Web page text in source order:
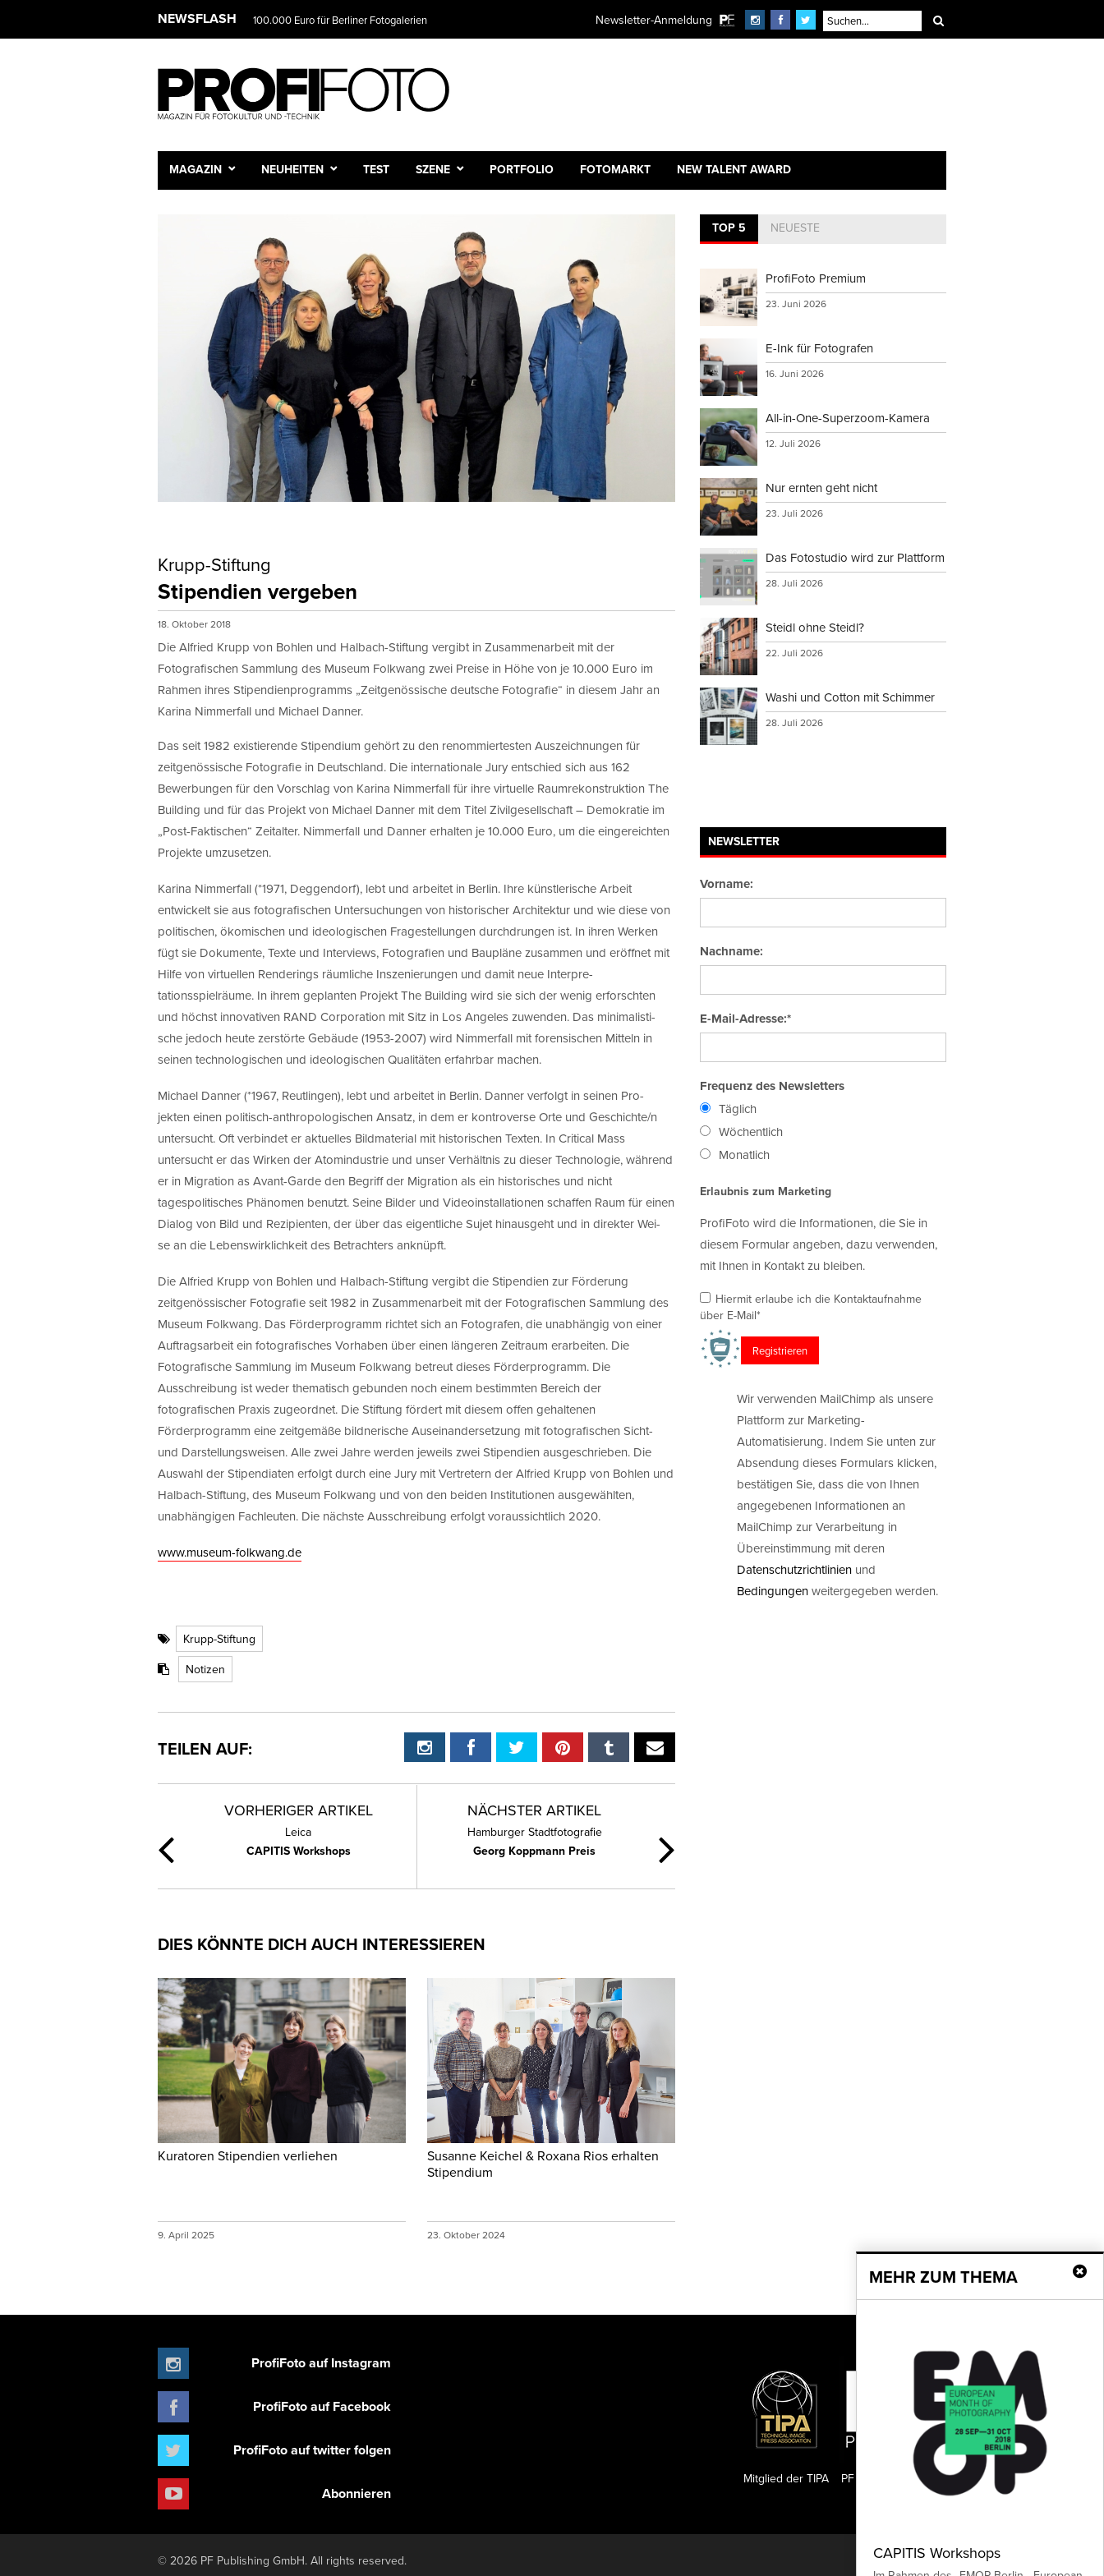
NEWSFLASH 100.000 Euro für Berliner Fotogalerien Newsletter-Anmeldung
MAGAZIN NEUHEITEN TEST SZENE PORTFOLIO FOTOMARKT NEW TALENT AWARD
Krupp-Stiftung
Stipendien vergeben
18. Oktober 2018
Die Alfried Krupp von Bohlen und Halbach-Stiftung vergibt in Zusammenarbeit mit der
Fotografischen Sammlung des Museum Folkwang zwei Preise in Höhe von je 10.000 Euro im
Rahmen ihres Stipendienprogramms „Zeitgenössische deutsche Fotografie“ in diesem Jahr an
Karina Nimmerfall und Michael Danner.
Das seit 1982 existierende Stipendium gehört zu den renommiertesten Auszeichnungen für
zeitgenössische Fotografie in Deutschland. Die internationale Jury entschied sich aus 162
Bewerbungen für den Vorschlag von Karina Nimmerfall für ihre virtuelle Raumrekonstruktion The
Building und für das Projekt von Michael Danner mit dem Titel Zivilgesellschaft – Demokratie im
„Post-Faktischen“ Zeitalter. Nimmerfall und Danner erhalten je 10.000 Euro, um die eingereichten
Projekte umzusetzen.
Karina Nimmerfall (*1971, Deggendorf), lebt und arbeitet in Berlin. Ihre künstlerische Arbeit
entwickelt sie aus fotografischen Untersuchungen von historischer Architektur und wie diese von
politischen, ökomischen und ideologischen Fragestellungen durchdrungen ist. In ihren Werken
fügt sie Dokumente, Texte und Interviews, Fotografien und Baupläne zusammen und eröffnet mit
Hilfe von virtuellen Renderings räumliche Inszenierungen und damit neue Interpre-
tationsspielräume. In ihrem geplanten Projekt The Building wird sie sich der wenig erforschten
und höchst innovativen RAND Corporation mit Sitz in Los Angeles zuwenden. Das minimalisti-
sche jedoch heute zerstörte Gebäude (1953-2007) wird Nimmerfall mit forensischen Mitteln in
seinen technologischen und ideologischen Qualitäten erfahrbar machen.
Michael Danner (*1967, Reutlingen), lebt und arbeitet in Berlin. Danner verfolgt in seinen Pro-
jekten einen politisch-anthropologischen Ansatz, in dem er kontroverse Orte und Geschichte/n
untersucht. Oft verbindet er aktuelles Bildmaterial mit historischen Texten. In Critical Mass
untersucht er das Wirken der Atomindustrie und unser Verhältnis zu dieser Technologie, während
er in Migration as Avant-Garde den Begriff der Migration als ein historisches und nicht
tagespolitisches Phänomen benutzt. Seine Bilder und Videoinstallationen schaffen Raum für einen
Dialog von Bild und Rezipienten, der über das eigentliche Sujet hinausgeht und in direkter Wei-
se an die Lebenswirklichkeit des Betrachters anknüpft.
Die Alfried Krupp von Bohlen und Halbach-Stiftung vergibt die Stipendien zur Förderung
zeitgenössischer Fotografie seit 1982 in Zusammenarbeit mit der Fotografischen Sammlung des
Museum Folkwang. Das Förderprogramm richtet sich an Fotografen, die unabhängig von einer
Auftragsarbeit ein fotografisches Vorhaben über einen längeren Zeitraum erarbeiten. Die
Fotografische Sammlung im Museum Folkwang betreut dieses Förderprogramm. Die
Ausschreibung ist weder thematisch gebunden noch einem bestimmten Bereich der
fotografischen Praxis zugeordnet. Die Stiftung fördert mit diesem offen gehaltenen
Förderprogramm eine zeitgemäße bildnerische Auseinandersetzung mit fotografischen Sicht-
und Darstellungsweisen. Alle zwei Jahre werden jeweils zwei Stipendien ausgeschrieben. Die
Auswahl der Stipendiaten erfolgt durch eine Jury mit Vertretern der Alfried Krupp von Bohlen und
Halbach-Stiftung, des Museum Folkwang und von den beiden Institutionen ausgewählten,
unabhängigen Fachleuten. Die nächste Ausschreibung erfolgt voraussichtlich 2020.
www.museum-folkwang.de
Krupp-Stiftung
Notizen
TEILEN AUF:
VORHERIGER ARTIKEL
Leica
CAPITIS Workshops
NÄCHSTER ARTIKEL
Hamburger Stadtfotografie
Georg Koppmann Preis
DIES KÖNNTE DICH AUCH INTERESSIEREN
Kuratoren Stipendien verliehen
9. April 2025
Susanne Keichel & Roxana Rios erhalten
Stipendium
23. Oktober 2024
TOP 5 NEUESTE
ProfiFoto Premium
23. Juni 2026
E-Ink für Fotografen
16. Juni 2026
All-in-One-Superzoom-Kamera
12. Juli 2026
Nur ernten geht nicht
23. Juli 2026
Das Fotostudio wird zur Plattform
28. Juli 2026
Steidl ohne Steidl?
22. Juli 2026
Washi und Cotton mit Schimmer
28. Juli 2026
NEWSLETTER
Vorname:
Nachname:
E-Mail-Adresse:*
Frequenz des Newsletters
Täglich
Wöchentlich
Monatlich
Erlaubnis zum Marketing
ProfiFoto wird die Informationen, die Sie in
diesem Formular angeben, dazu verwenden,
mit Ihnen in Kontakt zu bleiben.
Hiermit erlaube ich die Kontaktaufnahme
über E-Mail*
Wir verwenden MailChimp als unsere
Plattform zur Marketing-
Automatisierung. Indem Sie unten zur
Absendung dieses Formulars klicken,
bestätigen Sie, dass die von Ihnen
angegebenen Informationen an
MailChimp zur Verarbeitung in
Übereinstimmung mit deren
Datenschutzrichtlinien und
Bedingungenweitergegeben werden.
MEHR ZUM THEMA
CAPITIS Workshops
ProfiFoto auf Instagram
ProfiFoto auf Facebook
ProfiFoto auf twitter folgen
Abonnieren
PF Publishing GmbH
Mitglied der TIPA
© 2026 PF Publishing GmbH. All rights reserved. Nach oben